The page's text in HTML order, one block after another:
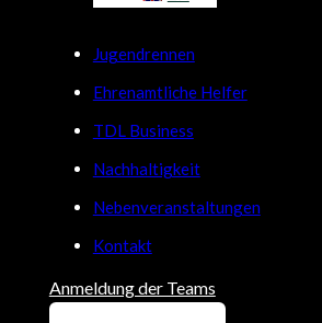
Jugendrennen
Ehrenamtliche Helfer
TDL Business
Nachhaltigkeit
Nebenveranstaltungen
Kontakt
Anmeldung der Teams